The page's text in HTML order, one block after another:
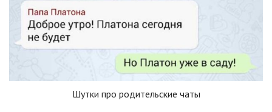
Шутки про родительские чаты